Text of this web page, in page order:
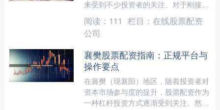
来受到不少投资者的关注。对于刚接触
这一概念的新手来说，了解其基本原
理、操作流程以及潜在风险至....
阅读： 111 栏目： 在线股票配资
公司
襄樊股票配资指南：正规平台与
操作要点
在襄樊（现襄阳）地区，随着投资者对
资本市场参与度的提升，股票配资作为
一种杠杆投资方式逐渐受到关注。然